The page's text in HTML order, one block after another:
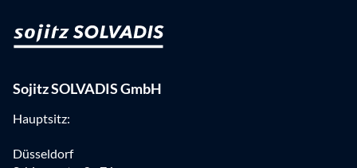
Sojitz SOLVADIS GmbH
Hauptsitz:
Düsseldorf